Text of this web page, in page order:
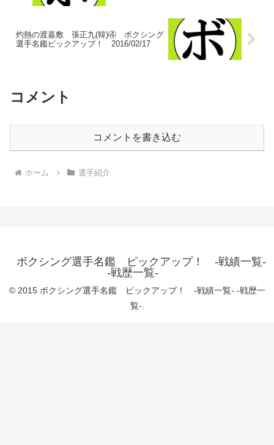
灼熱の渡嘉敷 張正九(韓)④ ボクシング
選手名鑑ピックアップ！ 2016/02/17
コメント
コメントを書き込む
ホーム 選手紹介
ボクシング選手名鑑 ピックアップ！ -戦績一覧-
-戦歴一覧-
© 2015 ボクシング選手名鑑 ピックアップ！ -戦績一覧- -戦歴一
覧-.